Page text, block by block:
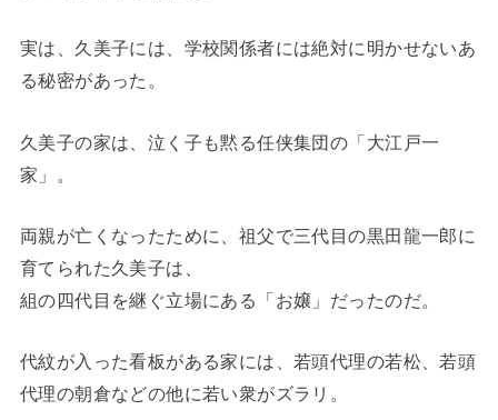
実は、久美子には、学校関係者には絶対に明かせないあ
る秘密があった。
久美子の家は、泣く子も黙る任侠集団の「大江戸一
家」。
両親が亡くなったために、祖父で三代目の黒田龍一郎に
育てられた久美子は、
組の四代目を継ぐ立場にある「お嬢」だったのだ。
代紋が入った看板がある家には、若頭代理の若松、若頭
代理の朝倉などの他に若い衆がズラリ。